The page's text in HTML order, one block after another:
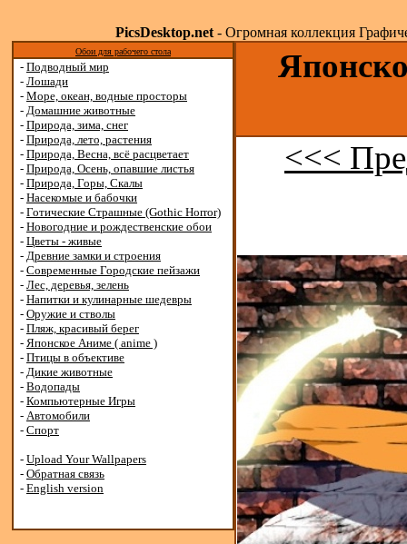
PicsDesktop.net- Огромная коллекция
Обои для рабочего стола
- Подводный мир
- Лошади
- Море, океан, водные просторы
- Домашние животные
- Природа, зима, снег
- Природа, лето, растения
- Природа, Весна, всё расцветает
- Природа, Осень, опавшие листья
- Природа, Горы, Скалы
- Насекомые и бабочки
- Готические Страшные (Gothic Horror)
- Новогодние и рождественские обои
- Цветы - живые
- Древние замки и строения
- Современные Городские пейзажи
- Лес, деревья, зелень
- Напитки и кулинарные шедевры
- Оружие и стволы
- Пляж, красивый берег
- Японское Аниме ( anime )
- Птицы в объективе
- Дикие животные
- Водопады
- Компьютерные Игры
- Автомобили
- Спорт
- Upload Your Wallpapers
- Обратная связь
- English version
<<<